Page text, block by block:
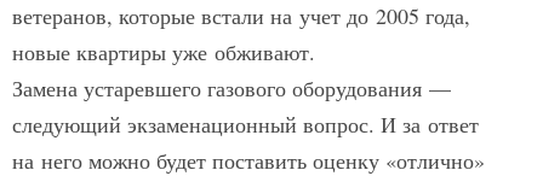
ветеранов, которые встали на учет до 2005 года,
новые квартиры уже обживают.
Замена устаревшего газового оборудования —
следующий экзаменационный вопрос. И за ответ
на него можно будет поставить оценку «отлично»